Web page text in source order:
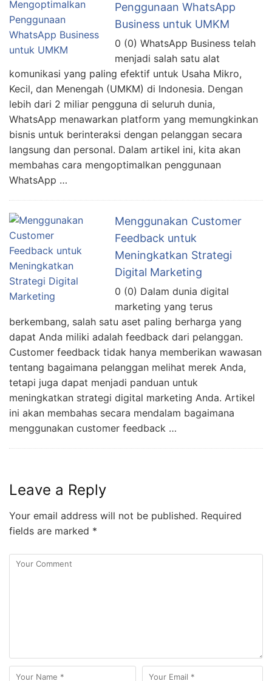
Penggunaan WhatsApp
Business untuk UMKM
0 (0) WhatsApp Business telah
menjadi salah satu alat
komunikasi yang paling efektif untuk Usaha Mikro,
Kecil, dan Menengah (UMKM) di Indonesia. Dengan
lebih dari 2 miliar pengguna di seluruh dunia,
WhatsApp menawarkan platform yang memungkinkan
bisnis untuk berinteraksi dengan pelanggan secara
langsung dan personal. Dalam artikel ini, kita akan
membahas cara mengoptimalkan penggunaan
WhatsApp …
Menggunakan Customer
Feedback untuk
Meningkatkan Strategi
Digital Marketing
0 (0) Dalam dunia digital
marketing yang terus
berkembang, salah satu aset paling berharga yang
dapat Anda miliki adalah feedback dari pelanggan.
Customer feedback tidak hanya memberikan wawasan
tentang bagaimana pelanggan melihat merek Anda,
tetapi juga dapat menjadi panduan untuk
meningkatkan strategi digital marketing Anda. Artikel
ini akan membahas secara mendalam bagaimana
menggunakan customer feedback …
Leave a Reply
Your email address will not be published. Required
fields are marked *